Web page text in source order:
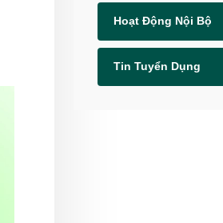
Hoạt Động Nội Bộ
Tin Tuyển Dụng